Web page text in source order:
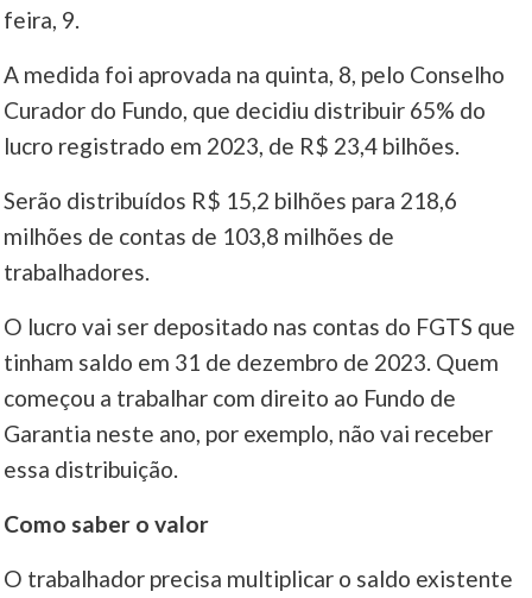
feira, 9.
A medida foi aprovada na quinta, 8, pelo Conselho
Curador do Fundo, que decidiu distribuir 65% do
lucro registrado em 2023, de R$ 23,4 bilhões.
Serão distribuídos R$ 15,2 bilhões para 218,6
milhões de contas de 103,8 milhões de
trabalhadores.
O lucro vai ser depositado nas contas do FGTS que
tinham saldo em 31 de dezembro de 2023. Quem
começou a trabalhar com direito ao Fundo de
Garantia neste ano, por exemplo, não vai receber
essa distribuição.
Como saber o valor
O trabalhador precisa multiplicar o saldo existente